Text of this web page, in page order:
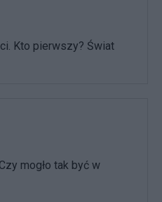
Kto pierwszy? Świat
mogło tak być w